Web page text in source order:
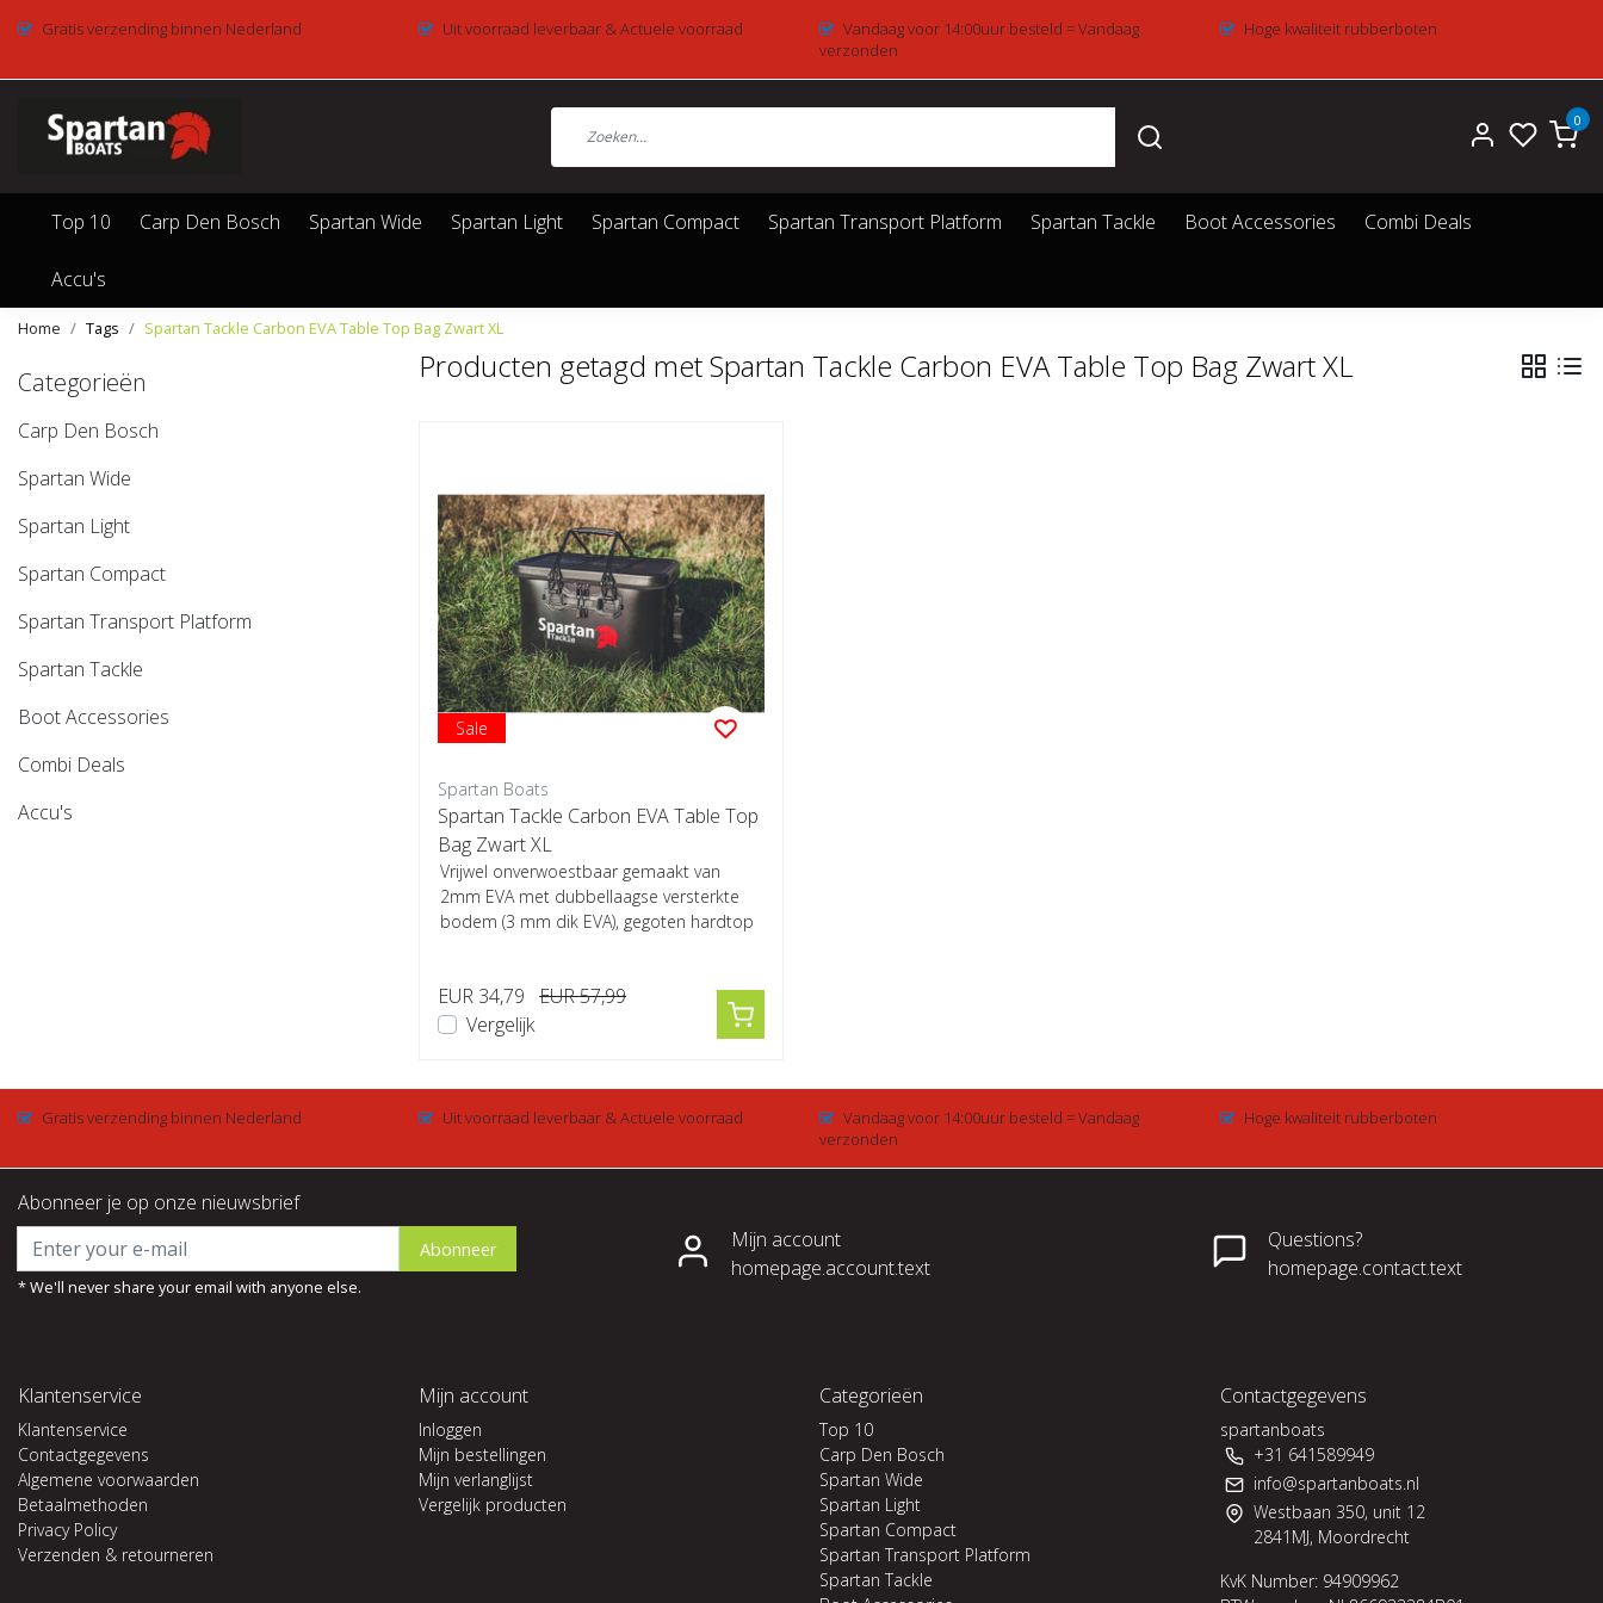
Gratis verzending binnen Nederland Uit voorraad leverbaar & Actuele voorraad
Vandaag voor 14:00uur besteld = Vandaag
verzonden
Hoge kwaliteit rubberboten
0
Top 10 Carp Den Bosch Spartan Wide Spartan Light Spartan Compact Spartan Transport Platform Spartan Tackle Boot Accessories Combi Deals
Accu's
Home Tags Spartan Tackle Carbon EVA Table Top Bag Zwart XL
Categorieën
Carp Den Bosch
Spartan Wide
Spartan Light
Spartan Compact
Spartan Transport Platform
Spartan Tackle
Boot Accessories
Combi Deals
Accu's
Producten getagd met Spartan Tackle Carbon EVA Table Top Bag Zwart XL
Sale
Spartan Boats
Spartan Tackle Carbon EVA Table Top
Bag Zwart XL
Vrijwel onverwoestbaar gemaakt van
2mm EVA met dubbellaagse versterkte
bodem (3 mm dik EVA), gegoten hardtop
EUR 34,79 EUR 57,99
Vergelijk
Gratis verzending binnen Nederland Uit voorraad leverbaar & Actuele voorraad
Vandaag voor 14:00uur besteld = Vandaag
verzonden
Hoge kwaliteit rubberboten
Abonneer je op onze nieuwsbrief
Abonneer
* We'll never share your email with anyone else.
Mijn account
homepage.account.text
Questions?
homepage.contact.text
Klantenservice
Klantenservice
Contactgegevens
Algemene voorwaarden
Betaalmethoden
Privacy Policy
Verzenden & retourneren
Mijn account
Inloggen
Mijn bestellingen
Mijn verlanglijst
Vergelijk producten
Categorieën
Top 10
Carp Den Bosch
Spartan Wide
Spartan Light
Spartan Compact
Spartan Transport Platform
Spartan Tackle
Contactgegevens
spartanboats
+31 641589949
info@spartanboats.nl
Westbaan 350, unit 12
2841MJ, Moordrecht
KvK Number: 94909962